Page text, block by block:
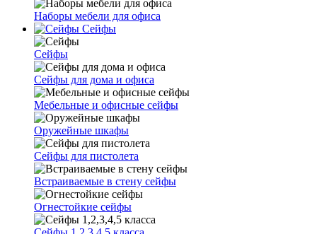
Наборы мебели для офиса
Сейфы
Сейфы
Сейфы для дома и офиса
Мебельные и офисные сейфы
Оружейные шкафы
Сейфы для пистолета
Встраиваемые в стену сейфы
Огнестойкие сейфы